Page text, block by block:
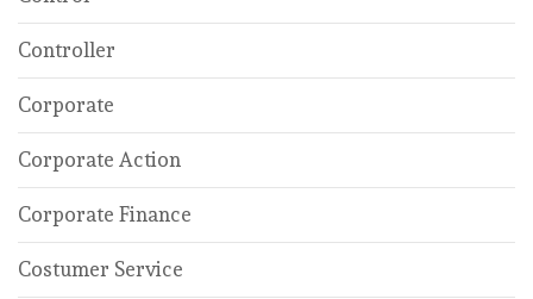
Controller
Corporate
Corporate Action
Corporate Finance
Costumer Service